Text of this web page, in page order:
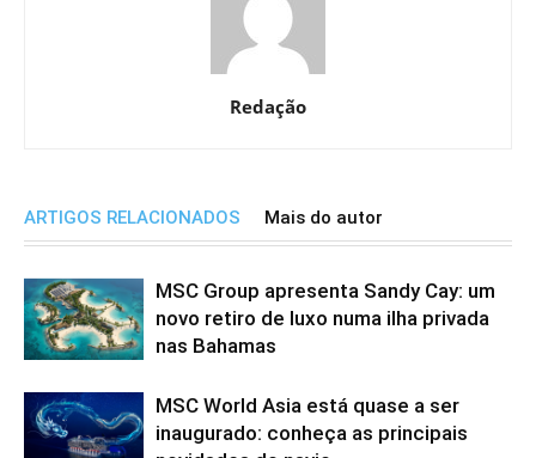
Redação
ARTIGOS RELACIONADOS Mais do autor
MSC Group apresenta Sandy Cay: um
novo retiro de luxo numa ilha privada
nas Bahamas
MSC World Asia está quase a ser
inaugurado: conheça as principais